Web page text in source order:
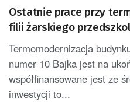
Ostatnie prace przy
filii żarskiego
Termomodernizacja
numer 10 Bajka jest na
współfinansowane jest ze
inwestycji to...